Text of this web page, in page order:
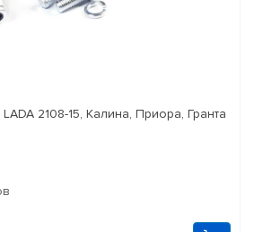
2108-15, Калина, Приора, Гранта